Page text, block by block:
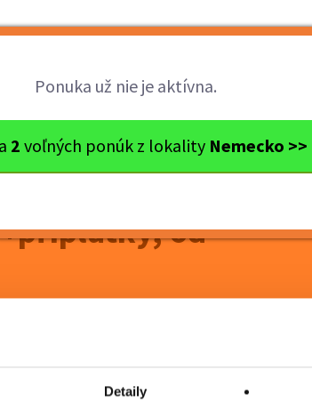
Detaily
Ponuka už nie je aktívna.
2 voľných ponúk z lokality Nemecko >>
u
od